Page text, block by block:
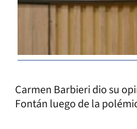
Carmen Barbieri dio su
Fontán luego de la